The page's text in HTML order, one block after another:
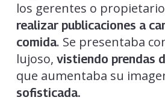
los gerentes o
realizar publicaciones a
comida. Se presentaba
lujoso, vistiendo prendas
que aumentaba su
sofisticada.